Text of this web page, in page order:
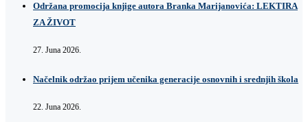
Održana promocija knjige autora Branka Marijanovića: LEKTIRA
ZA ŽIVOT
27. Juna 2026.
Načelnik održao prijem učenika generacije osnovnih i srednjih škola
22. Juna 2026.